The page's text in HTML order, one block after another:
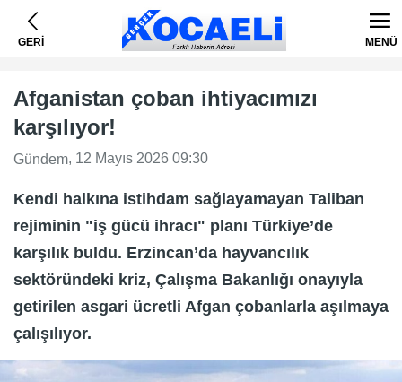
GERİ MENÜ
Afganistan çoban ihtiyacımızı
karşılıyor!
Gündem, 12 Mayıs 2026 09:30
Kendi halkına istihdam sağlayamayan Taliban
rejiminin "iş gücü ihracı" planı Türkiye’de
karşılık buldu. Erzincan’da hayvancılık
sektöründeki kriz, Çalışma Bakanlığı onayıyla
getirilen asgari ücretli Afgan çobanlarla aşılmaya
çalışılıyor.